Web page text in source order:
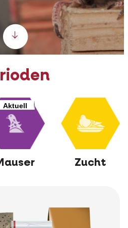
Scroll down
Aktuell
Zucht